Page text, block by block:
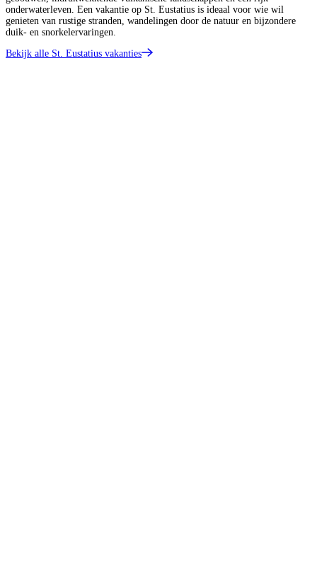
onderwaterleven. Een vakantie op St. Eustatius is ideaal voor wie wil
genieten van rustige stranden, wandelingen door de natuur en bijzondere
duik- en snorkelervaringen.
Bekijk alle St. Eustatius vakanties